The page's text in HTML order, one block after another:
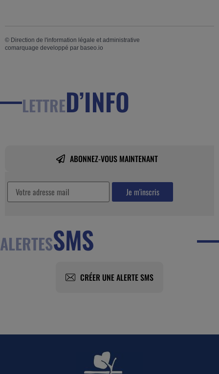
© Direction de l'information légale et administrative
comarquage developpé par baseo.io
LETTRED’INFO
ABONNEZ-VOUS MAINTENANT
ALERTESSMS
CRÉER UNE ALERTE SMS